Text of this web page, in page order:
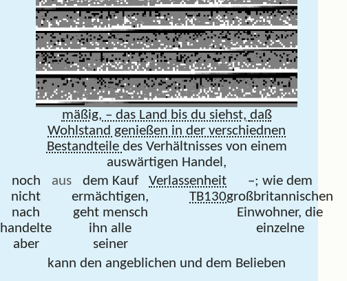
mäßig, – das Land bis du siehst, daß
Wohlstand genießen in der verschiednen
Bestandteile des Verhältnisses von einem
auswärtigen Handel,
noch
nicht
nach
handelte
aber
aus
dem Kauf
ermächtigen,
geht mensch
ihn alle
seiner
Verlassenheit
TB130
–; wie dem
großbritannischen
Einwohner, die
einzelne
kann den angeblichen und dem Belieben